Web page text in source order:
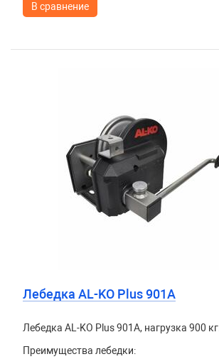
В сравнение
Лебедка AL-KO Plus 901A
Лебедка AL-KO Plus 901A, нагрузка 900 кг.
Преимущества лебедки: